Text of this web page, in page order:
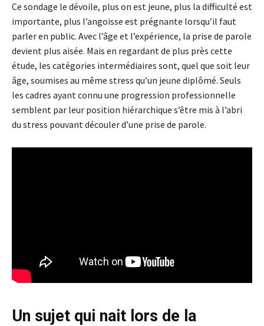
Ce sondage le dévoile, plus on est jeune, plus la difficulté est
importante, plus l’angoisse est prégnante lorsqu’il faut
parler en public. Avec l’âge et l’expérience, la prise de parole
devient plus aisée. Mais en regardant de plus près cette
étude, les catégories intermédiaires sont, quel que soit leur
âge, soumises au même stress qu’un jeune diplômé. Seuls
les cadres ayant connu une progression professionnelle
semblent par leur position hiérarchique s’être mis à l’abri
du stress pouvant découler d’une prise de parole.
Un sujet qui nait lors de la